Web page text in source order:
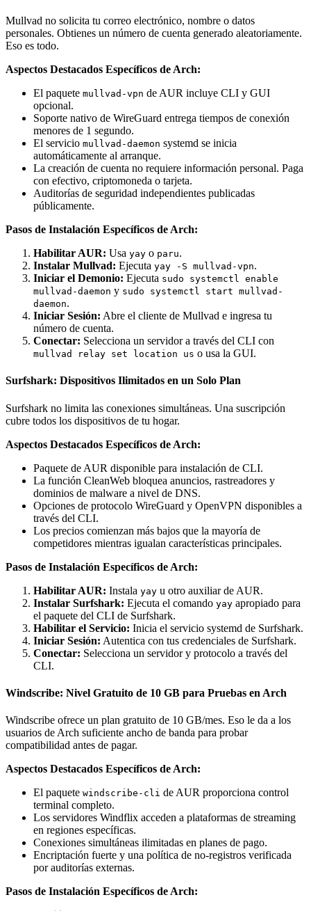
Mullvad no solicita tu correo electrónico, nombre o datos
personales. Obtienes un número de cuenta generado aleatoriamente.
Eso es todo.
Aspectos Destacados Específicos de Arch:
El paquete mullvad-vpn de AUR incluye CLI y GUI
opcional.
Soporte nativo de WireGuard entrega tiempos de conexión
menores de 1 segundo.
El servicio mullvad-daemon systemd se inicia
automáticamente al arranque.
La creación de cuenta no requiere información personal. Paga
con efectivo, criptomoneda o tarjeta.
Auditorías de seguridad independientes publicadas
públicamente.
Pasos de Instalación Específicos de Arch:
Habilitar AUR: Usa yay o paru.
Instalar Mullvad: Ejecuta yay -S mullvad-vpn.
Iniciar el Demonio: Ejecuta sudo systemctl enable
mullvad-daemon y sudo systemctl start mullvad-
daemon.
Iniciar Sesión: Abre el cliente de Mullvad e ingresa tu
número de cuenta.
Conectar: Selecciona un servidor a través del CLI con
mullvad relay set location us o usa la GUI.
Surfshark: Dispositivos Ilimitados en un Solo Plan
Surfshark no limita las conexiones simultáneas. Una suscripción
cubre todos los dispositivos de tu hogar.
Aspectos Destacados Específicos de Arch:
Paquete de AUR disponible para instalación de CLI.
La función CleanWeb bloquea anuncios, rastreadores y
dominios de malware a nivel de DNS.
Opciones de protocolo WireGuard y OpenVPN disponibles a
través del CLI.
Los precios comienzan más bajos que la mayoría de
competidores mientras igualan características principales.
Pasos de Instalación Específicos de Arch:
Habilitar AUR: Instala yay u otro auxiliar de AUR.
Instalar Surfshark: Ejecuta el comando yay apropiado para
el paquete del CLI de Surfshark.
Habilitar el Servicio: Inicia el servicio systemd de Surfshark.
Iniciar Sesión: Autentica con tus credenciales de Surfshark.
Conectar: Selecciona un servidor y protocolo a través del
CLI.
Windscribe: Nivel Gratuito de 10 GB para Pruebas en Arch
Windscribe ofrece un plan gratuito de 10 GB/mes. Eso le da a los
usuarios de Arch suficiente ancho de banda para probar
compatibilidad antes de pagar.
Aspectos Destacados Específicos de Arch:
El paquete windscribe-cli de AUR proporciona control
terminal completo.
Los servidores Windflix acceden a plataformas de streaming
en regiones específicas.
Conexiones simultáneas ilimitadas en planes de pago.
Encriptación fuerte y una política de no-registros verificada
por auditorías externas.
Pasos de Instalación Específicos de Arch: